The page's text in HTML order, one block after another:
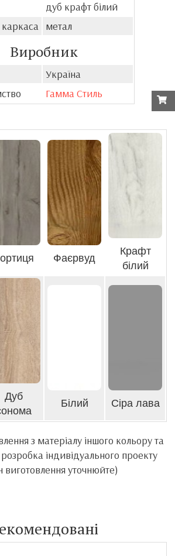
дуб крафт білий
метал
Виробник
Україна
Гамма Стиль
Фаєрвуд
Крафт
білий
Дуб
Білий Сіра лава
з матеріалу іншого кольору та
індивідуального проекту
виготовлення уточнюйте)